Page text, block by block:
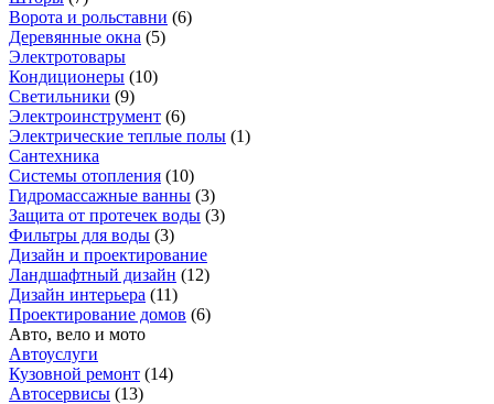
Ворота и рольставни (6)
Деревянные окна (5)
Электротовары
Кондиционеры (10)
Светильники (9)
Электроинструмент (6)
Электрические теплые полы (1)
Сантехника
Системы отопления (10)
Гидромассажные ванны (3)
Защита от протечек воды (3)
Фильтры для воды (3)
Дизайн и проектирование
Ландшафтный дизайн (12)
Дизайн интерьера (11)
Проектирование домов (6)
Авто, вело и мото
Автоуслуги
Кузовной ремонт (14)
Автосервисы (13)